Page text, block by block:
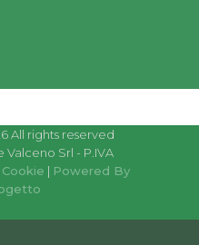
All rights reserved
Srl - P.IVA
Cookie | Powered By